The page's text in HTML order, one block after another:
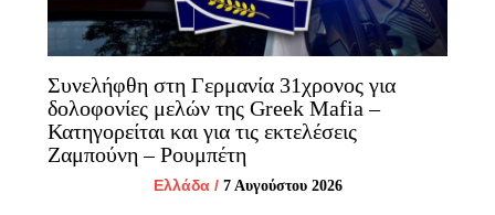
Συνελήφθη στη Γερμανία 31χρονος για
δολοφονίες μελών της Greek Mafia –
Κατηγορείται και για τις εκτελέσεις
Ζαμπούνη – Ρουμπέτη
Ελλάδα/ 7 Αυγούστου 2026